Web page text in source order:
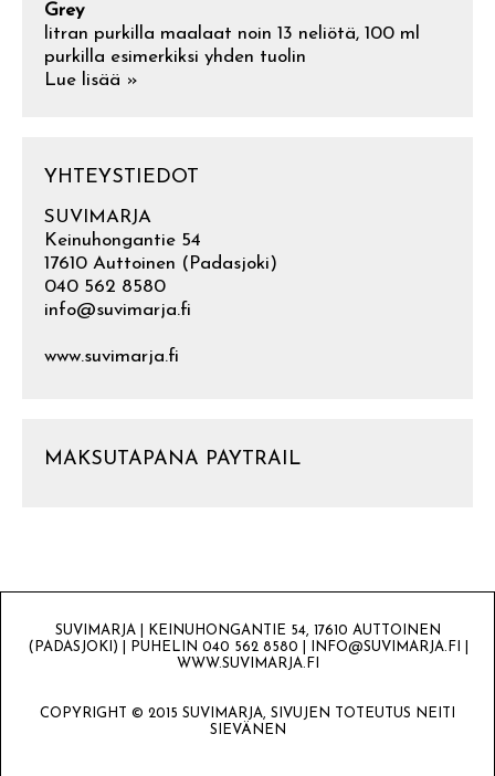
Grey
litran purkilla maalaat noin 13 neliötä, 100 ml
purkilla esimerkiksi yhden tuolin
Lue lisää »
YHTEYSTIEDOT
SUVIMARJA
Keinuhongantie 54
17610 Auttoinen (Padasjoki)
040 562 8580
info@suvimarja.fi
www.suvimarja.fi
MAKSUTAPANA PAYTRAIL
SUVIMARJA | KEINUHONGANTIE 54, 17610 AUTTOINEN
(PADASJOKI) | PUHELIN 040 562 8580 | INFO@SUVIMARJA.FI |
WWW.SUVIMARJA.FI
COPYRIGHT © 2015 SUVIMARJA, SIVUJEN TOTEUTUS NEITI
SIEVÄNEN